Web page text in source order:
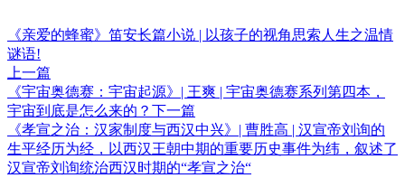
《亲爱的蜂蜜》笛安长篇小说 | 以孩子的视角思索人生之温情
谜语!
上一篇
《宇宙奥德赛：宇宙起源》| 王爽 | 宇宙奥德赛系列第四本，
宇宙到底是怎么来的？ 下一篇
《孝宣之治：汉家制度与西汉中兴》| 曹胜高 | 汉宣帝刘询的
生平经历为经，以西汉王朝中期的重要历史事件为纬，叙述了
汉宣帝刘询统治西汉时期的“孝宣之治“